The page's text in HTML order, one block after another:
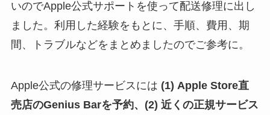
いのでApple公式サポートを使って配送修理に出し
ました。利用した経験をもとに、手順、費用、期
間、トラブルなどをまとめましたのでご参考に。
Apple公式の修理サービスには (1) Apple Store直
売店のGenius Barを予約、(2) 近くの正規サービス